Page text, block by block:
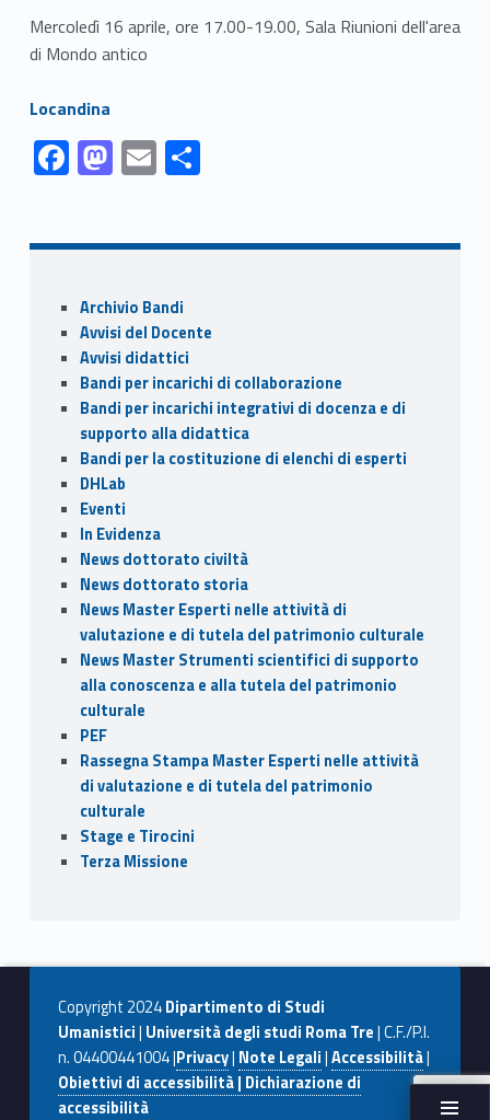
Mercoledì 16 aprile, ore 17.00-19.00, Sala Riunioni dell'area
di Mondo antico
Link identifier #identifier__152730-1Locandina
Link identifier #identifier__21914-1
F
ac
b
o
o
k
Link identifier #identifier__196840-2 M
as
d
o
n
Link identifier #identifier__40128-3 E
m
l
Link identifier #identifier__58168-4 C
o
di
di
Sidebar
Archivio Bandi
Avvisi del Docente
Avvisi didattici
Bandi per incarichi di collaborazione
Bandi per incarichi integrativi di docenza e di
supporto alla didattica
Bandi per la costituzione di elenchi di esperti
DHLab
Eventi
In Evidenza
News dottorato civiltà
News dottorato storia
News Master Esperti nelle attività di
valutazione e di tutela del patrimonio culturale
News Master Strumenti scientifici di supporto
alla conoscenza e alla tutela del patrimonio
culturale
PEF
Rassegna Stampa Master Esperti nelle attività
di valutazione e di tutela del patrimonio
culturale
Stage e Tirocini
Terza Missione
Copyright 2024Dipartimento di Studi
Umanistici| Università degli studi Roma Tre| C.F./P.I.
n. 04400441004 |Privacy| Note Legali|Accessibilità|
Obiettivi di accessibilità | Dichiarazione di
accessibilità